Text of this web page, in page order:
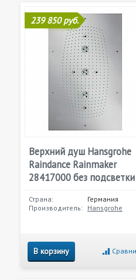
239 850 руб.
Верхний душ Hansgrohe
Raindance Rainmaker
28417000 без подсветки
Страна:
Германия
Производитель: Hansgrohe
В корзину